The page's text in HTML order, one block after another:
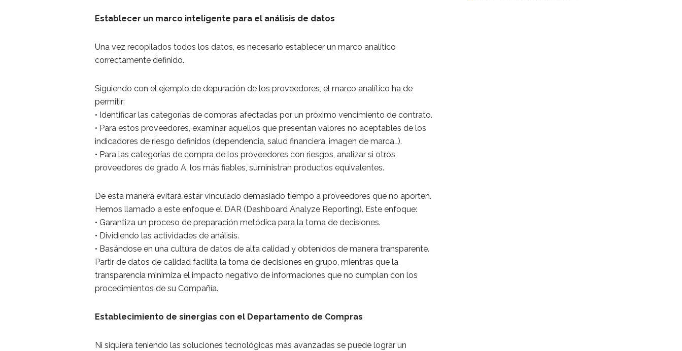
Establecer un marco inteligente para el análisis de datos
Una vez recopilados todos los datos, es necesario establecer un marco analítico
correctamente definido.
Siguiendo con el ejemplo de depuración de los proveedores, el marco analítico ha de
permitir:
• Identificar las categorías de compras afectadas por un próximo vencimiento de contrato.
• Para estos proveedores, examinar aquellos que presentan valores no aceptables de los
indicadores de riesgo definidos (dependencia, salud financiera, imagen de marca…).
• Para las categorías de compra de los proveedores con riesgos, analizar si otros
proveedores de grado A, los más fiables, suministran productos equivalentes.
De esta manera evitará estar vinculado demasiado tiempo a proveedores que no aporten.
Hemos llamado a este enfoque el DAR (Dashboard Analyze Reporting). Este enfoque:
• Garantiza un proceso de preparación metódica para la toma de decisiones.
• Dividiendo las actividades de análisis.
• Basándose en una cultura de datos de alta calidad y obtenidos de manera transparente.
Partir de datos de calidad facilita la toma de decisiones en grupo, mientras que la
transparencia minimiza el impacto negativo de informaciones que no cumplan con los
procedimientos de su Compañía.
Establecimiento de sinergias con el Departamento de Compras
Ni siquiera teniendo las soluciones tecnológicas más avanzadas se puede lograr un